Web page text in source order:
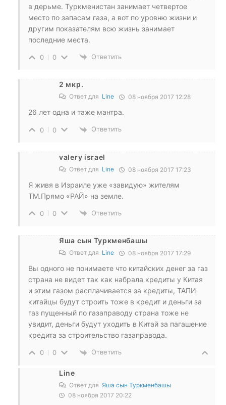
в дерьме. Туркменистан занимает четвертое
место по запасам газа, а вот по уровню жизни и
другим показателям всю жизнь занимает
последние места.
0 0 Ответить
2 мкр.
Ответ для Line 08 ноября 2017 12:28
26 лет одна и таже мантра.
0 0 Ответить
valery israel
Ответ для Line 08 ноября 2017 17:23
Я живя в Израиле уже «завидую» жителям
ТМ.Прямо «РАЙ» на земле.
0 0 Ответить
Яша сын Туркменбашы
Ответ для Line 08 ноября 2017 17:29
Вы одного не понимаете что китайских денег за газ
страна не видет так как набрала кредиты у Китая
и этим газом расплачивается за кредиты, ТАПИ
китайцы будут строить тоже в кредит и деньги за
газ пущенный по газаправоду страна тоже не
увидит, деньги будут уходить в Китай за пагашение
кредита за строительство газаправода.
0 0 Ответить
Line
Ответ для Яша сын Туркменбашы
08 ноября 2017 20:22